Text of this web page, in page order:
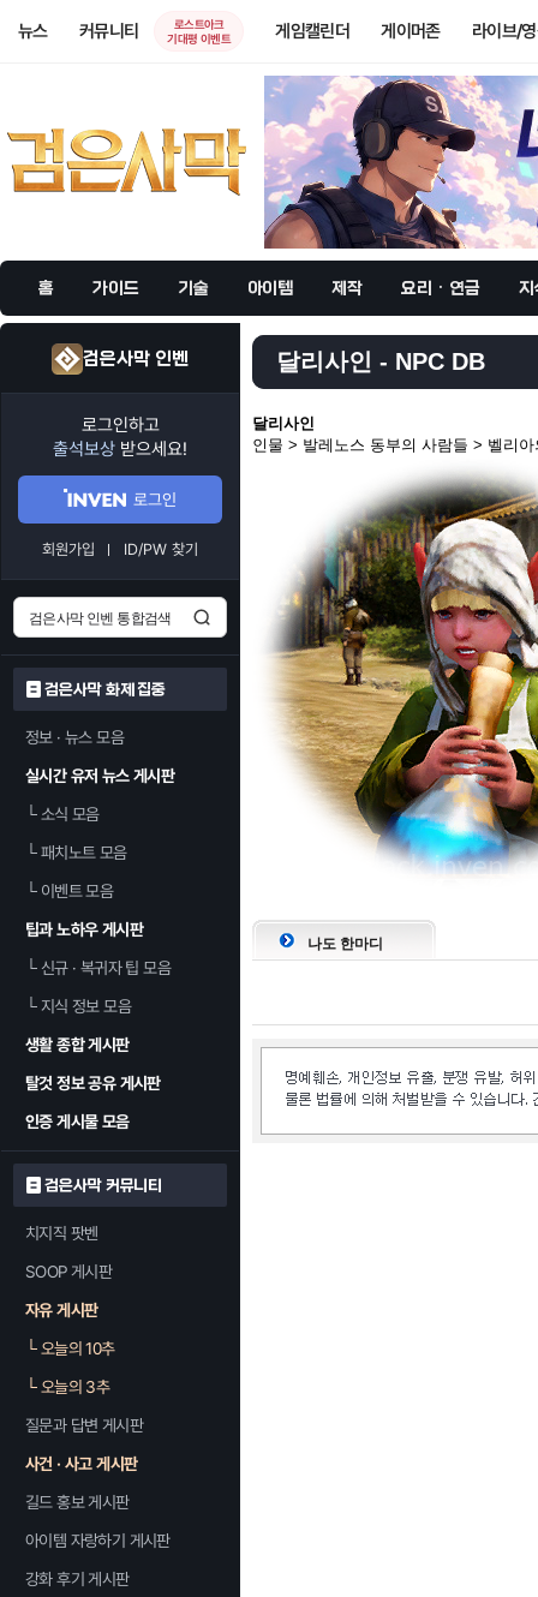
뉴스 커뮤니티
로스트아크
기대평 이벤트
게임캘린더 게이머존 라이브/
홈 가이드 기술 아이템 제작 요리 · 연금 지
검은사막 인벤
로그인하고
출석보상 받으세요!
로그인
회원가입 ID/PW 찾기
검은사막 화제 집중
정보 · 뉴스 모음
실시간 유저 뉴스 게시판
└소식 모음
└패치노트 모음
└이벤트 모음
팁과 노하우 게시판
└신규 · 복귀자 팁 모음
└지식 정보 모음
생활 종합 게시판
탈것 정보 공유 게시판
인증 게시물 모음
검은사막 커뮤니티
치지직 팟벤
SOOP 게시판
자유 게시판
└오늘의 10추
└오늘의 3추
질문과 답변 게시판
사건 · 사고 게시판
길드 홍보 게시판
아이템 자랑하기 게시판
강화 후기 게시판
달리사인 - NPC DB
달리사인
인물 > 발레노스 동부의 사람들 > 벨리
나도 한마디